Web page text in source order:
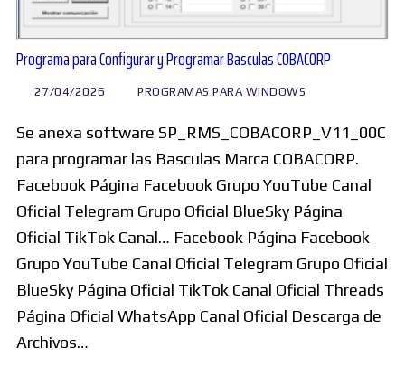
Programa para Configurar y Programar Basculas COBACORP
27/04/2026 PROGRAMAS PARA WINDOWS
Se anexa software SP_RMS_COBACORP_V11_00C
para programar las Basculas Marca COBACORP.
Facebook Página Facebook Grupo YouTube Canal
Oficial Telegram Grupo Oficial BlueSky Página
Oficial TikTok Canal… Facebook Página Facebook
Grupo YouTube Canal Oficial Telegram Grupo Oficial
BlueSky Página Oficial TikTok Canal Oficial Threads
Página Oficial WhatsApp Canal Oficial Descarga de
Archivos…